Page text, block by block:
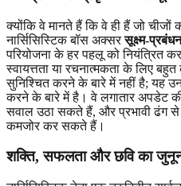
क्योंकि वे मानते हैं कि वे ही हैं जो
नार्सिसिस्टिक बॉस अक्सरसूक्ष्म-प्रबंधन
परियोजना के हर पहलू को नियंत्रित
स्वायत्तता या रचनात्मकता के लिए
सुनिश्चित करने के बारे में नहीं है; यह
करने के बारे में है। वे लगातार अपडेट
सवाल उठा सकते हैं, और प्रभावी ढंग
कमजोर कर सकते हैं।
शक्ति, सफलता और छवि का